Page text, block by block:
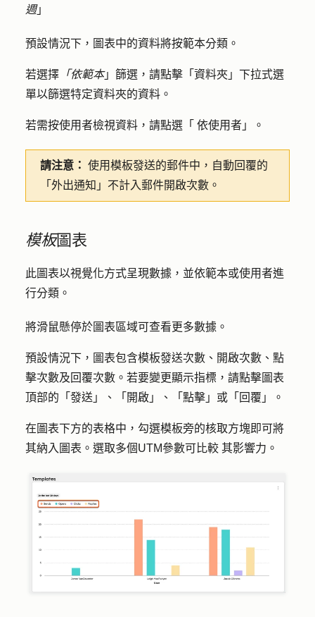
週」
預設情況下，圖表中的資料將按範本分類。
若選擇 「依範本」篩選，請點擊「 資料夾 」下拉式選
單以篩選特定資料夾的資料。
若需按使用者檢視資料，請點選「 依使用者 」。
請注意： 使用模板發送的郵件中，自動回覆的
「外出通知」不計入郵件開啟次數。
模板圖表
此圖表以視覺化方式呈現數據，並依範本或使用者進
行分類。
將滑鼠懸停於圖表區域可查看更多數據。
預設情況下，圖表包含模板發送次數、開啟次數、點
擊次數及回覆次數。若要變更顯示指標，請點擊圖表
頂部的 「發送 」、 「開啟 」、「 點擊 」或 「回覆 」。
在圖表下方的表格中，勾選模板旁的核取方塊即可將
其納入圖表。選取多個UTM參數可比較 其影響力。